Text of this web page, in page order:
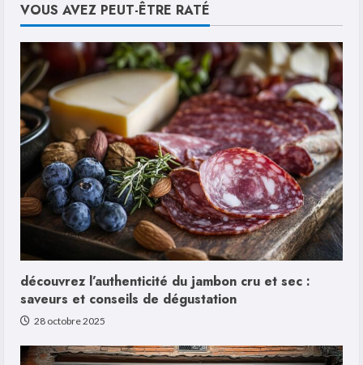
Les
fans
explosent
sur
Twitter
VOUS AVEZ PEUT-ÊTRE RATÉ
découvrez l’authenticité du jambon cru et sec :
saveurs et conseils de dégustation
28 octobre 2025